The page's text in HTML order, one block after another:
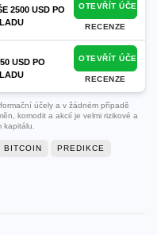
2500 USD PO
OTEVŘÍT ÚČET
RECENZE
USD PO
OTEVŘÍT ÚČET
RECENZE
účely a v žádném případě
komodit a akcií je velmi rizikové a
kapitálu.
BITCOIN PREDIKCE